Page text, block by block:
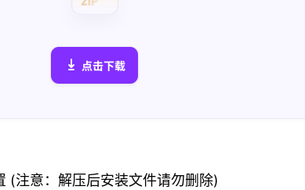
(注意：解压后安装文件请勿删除)